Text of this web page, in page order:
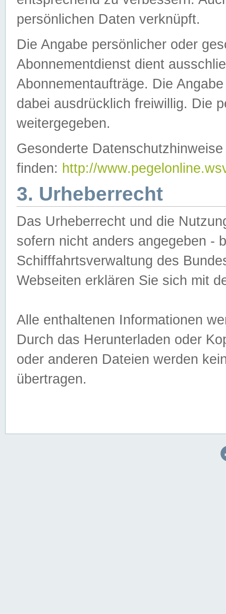
persönlichen Daten verknüpft.
Die Angabe persönlicher oder
Abonnementdienst dient
Abonnementaufträge. Die
dabei ausdrücklich freiwillig. Die
weitergegeben.
Gesonderte
finden: http://
3. Urheberrecht
Das Urheberrecht und die
sofern nicht anders angegeben -
Schifffahrtsverwaltung des
Webseiten erklären Sie sich mit
Alle enthaltenen Informationen
Durch das Herunterladen oder
oder anderen Dateien werden
übertragen.